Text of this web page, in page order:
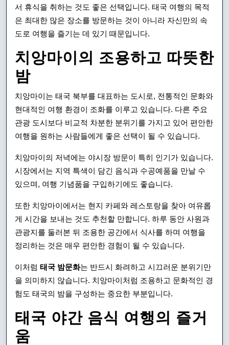
서 휴식을 취하는 것도 좋은 선택입니다. 태국 여행의 목적
은 최대한 많은 장소를 방문하는 것이 아니라 자신만의 속
도로 여행을 즐기는 데 있기 때문입니다.
치앙마이의 조용하고 따뜻한
밤
치앙마이는 태국 북부를 대표하는 도시로, 전통적인 문화와
현대적인 여행 환경이 조화를 이루고 있습니다. 다른 주요
관광 도시보다 비교적 차분한 분위기를 가지고 있어 편안한
여행을 원하는 사람들에게 좋은 선택이 될 수 있습니다.
치앙마이의 저녁에는 야시장 방문이 특히 인기가 있습니다.
시장에서는 지역 특색이 담긴 음식과 수공예품을 만날 수
있으며, 여행 기념품을 구입하기에도 좋습니다.
또한 치앙마이에서는 현지 카페와 레스토랑을 찾아 여유롭
게 시간을 보내는 것도 추천할 만합니다. 하루 동안 사원과
관광지를 둘러본 뒤 조용한 공간에서 식사를 하며 여행을
정리하는 것은 매우 편안한 경험이 될 수 있습니다.
이처럼 태국 밤문화는 반드시 화려하고 시끄러운 분위기만
을 의미하지 않습니다. 치앙마이처럼 조용하고 문화적인 경
험도 태국의 밤을 구성하는 중요한 부분입니다.
태국 야간 음식 여행의 즐거
움